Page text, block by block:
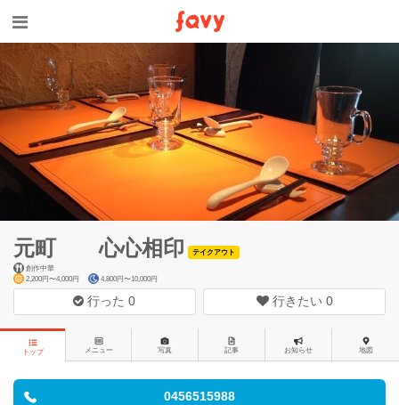
元町 心心相印
テイクアウト
創作中華
2,200円〜4,000円
4,800円〜10,000円
行った0 行きたい 0
トップ メニュー 写真 記事 お知らせ 地図
0456515988